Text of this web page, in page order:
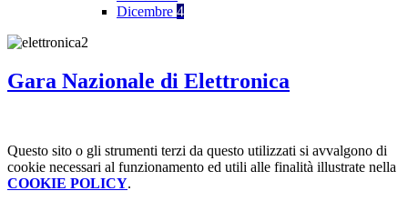
Dicembre 4
Gara Nazionale di Elettronica
Questo sito o gli strumenti terzi da questo utilizzati si avvalgono di
cookie necessari al funzionamento ed utili alle finalità illustrate nella
COOKIE POLICY.